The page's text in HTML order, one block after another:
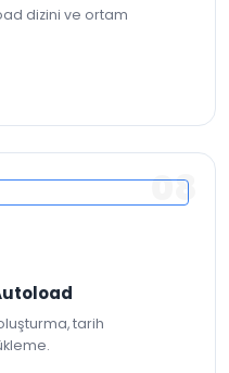
dizini ve ortam
08
tarih